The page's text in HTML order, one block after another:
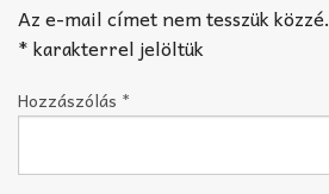
Az e-mail címet nem tesszük közzé.
*karakterrel jelöltük
Hozzászólás *